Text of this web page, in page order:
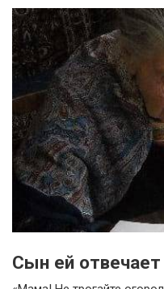
Сын ей отвечает